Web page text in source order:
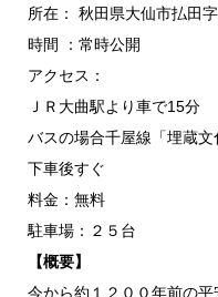
所在： 秋田県大仙市払田
時間 ：常時公開
アクセス：
ＪＲ大曲駅より車で15分
バスの場合千屋線「埋蔵文
下車後すぐ
料金：無料
駐車場：２５台
【概要】
今から約１２００年前の平